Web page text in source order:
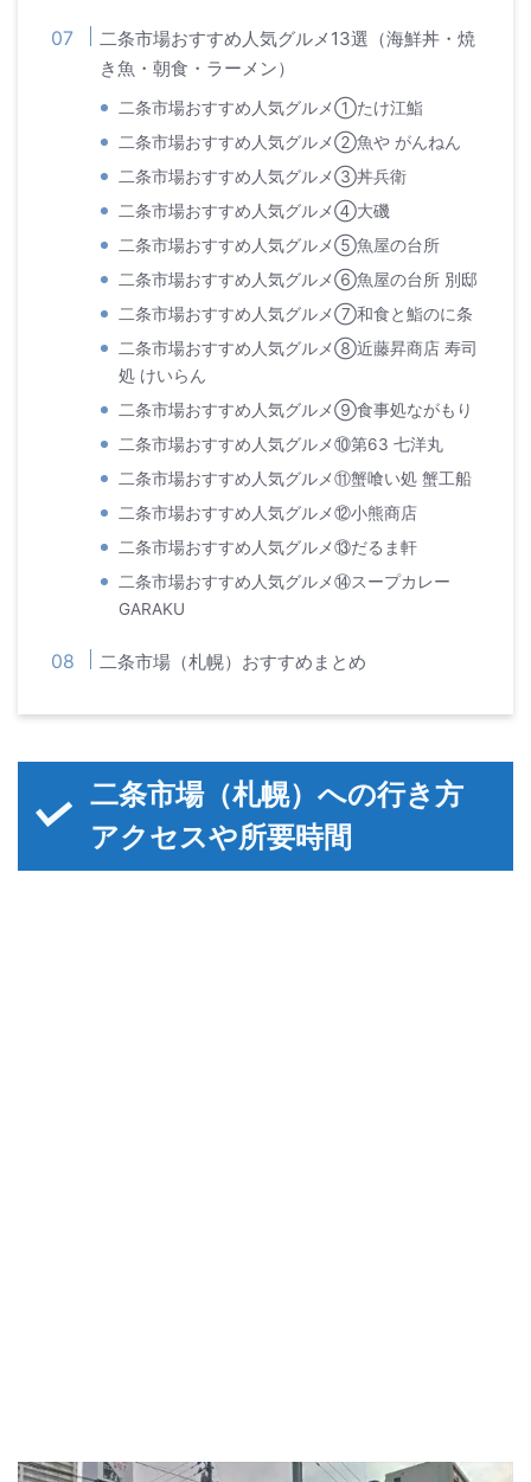
二条市場おすすめ人気グルメ13選（海鮮丼・焼
き魚・朝食・ラーメン）
二条市場おすすめ人気グルメ①たけ江鮨
二条市場おすすめ人気グルメ②魚や がんねん
二条市場おすすめ人気グルメ③丼兵衛
二条市場おすすめ人気グルメ④大磯
二条市場おすすめ人気グルメ⑤魚屋の台所
二条市場おすすめ人気グルメ⑥魚屋の台所 別邸
二条市場おすすめ人気グルメ⑦和食と鮨のに条
二条市場おすすめ人気グルメ⑧近藤昇商店 寿司
処 けいらん
二条市場おすすめ人気グルメ⑨食事処ながもり
二条市場おすすめ人気グルメ⑩第63 七洋丸
二条市場おすすめ人気グルメ⑪蟹喰い処 蟹工船
二条市場おすすめ人気グルメ⑫小熊商店
二条市場おすすめ人気グルメ⑬だるま軒
二条市場おすすめ人気グルメ⑭スープカレー
GARAKU
二条市場（札幌）おすすめまとめ
二条市場（札幌）への行き方
アクセスや所要時間